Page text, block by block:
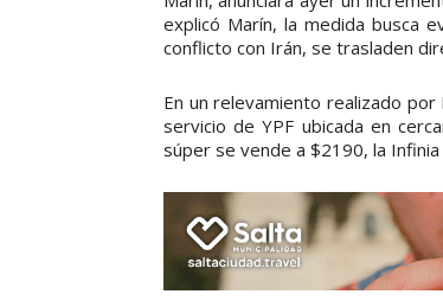
explicó Marín, la medida busca
conflicto con Irán, se trasladen
En un relevamiento realizado
servicio de YPF ubicada en
súper se vende a $2190, la